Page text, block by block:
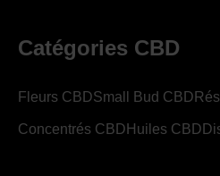
Catégories CBD
Fleurs CBDSmall Bud CBD
Concentrés CBD Huiles CBD